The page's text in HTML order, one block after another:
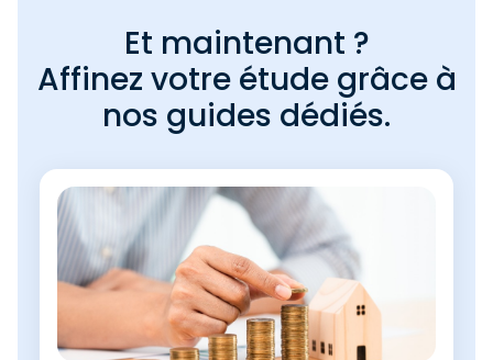
Et maintenant ?
Affinez votre étude grâce à
nos guides dédiés.